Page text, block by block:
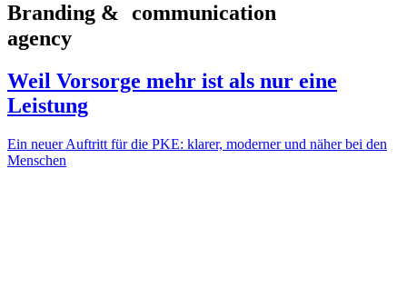
Branding & communication
agency
Weil Vorsorge mehr ist als nur eine
Leistung
Ein neuer Auftritt für die PKE: klarer, moderner und näher bei den
Menschen